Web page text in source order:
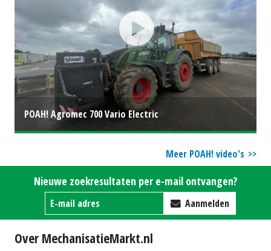
POAH! Agromec 700 Vario Electric
Meer POAH! video's
Nieuwe zoekresultaten per e-mail ontvangen?
Aanmelden
Over MechanisatieMarkt.nl